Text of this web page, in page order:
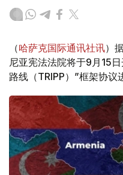
（哈萨克国际通讯社讯）
尼亚宪法法院将于9月15
路线（TRIPP）”框架协议